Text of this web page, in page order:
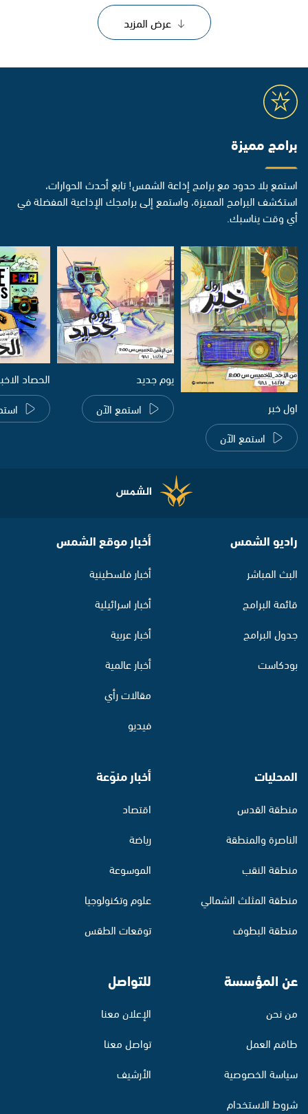
عرض المزيد
برامج مميزة
استمع بلا حدود مع برامج إذاعة الشمس! تابع أحدث الحوارات،
استكشف البرامج المميزة، واستمع إلى برامجك الإذاعية المفضلة في
أي وقت يناسبك.
اول خبر
استمع الآن
يوم جديد
استمع الآن
الحصاد
راديو الشمس
البث المباشر
قائمة البرامج
جدول البرامج
بودكاست
أخبار موقع الشمس
أخبار فلسطينية
أخبار اسرائيلية
أخبار عربية
أخبار عالمية
مقالات رأي
فيديو
المحليات
منطقة القدس
الناصرة والمنطقة
منطقة النقب
منطقة المثلث الشمالي
منطقة البطوف
أخبار منوّعة
اقتصاد
رياضة
الموسوعة
علوم وتكنولوجيا
توقعات الطقس
عن المؤسسة
من نحن
طاقم العمل
سياسة الخصوصية
شروط الاستخدام
للتواصل
الإعلان معنا
تواصل معنا
الأرشيف